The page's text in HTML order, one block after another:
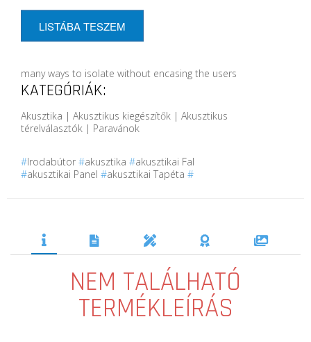
LISTÁBA TESZEM
many ways to isolate without encasing the users
KATEGÓRIÁK:
Akusztika | Akusztikus kiegészítők | Akusztikus
térelválasztók | Paravánok
#Irodabútor #akusztika #akusztikai Fal
#akusztikai Panel #akusztikai Tapéta #
NEM TALÁLHATÓ
TERMÉKLEÍRÁS